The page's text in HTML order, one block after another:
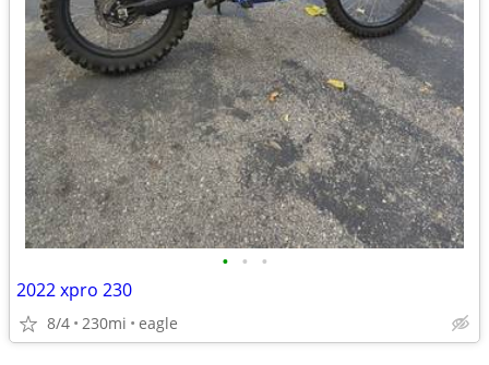
• • •
2022 xpro 230
8/4 230mi eagle